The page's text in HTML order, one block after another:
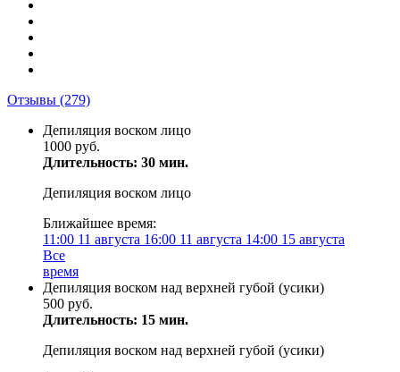
Отзывы (279)
Депиляция воском лицо
1000 руб.
Длительность: 30 мин.
Депиляция воском лицо
Ближайшее время:
11:00 11 августа 16:00 11 августа 14:00 15 августа
Все
время
Депиляция воском над верхней губой (усики)
500 руб.
Длительность: 15 мин.
Депиляция воском над верхней губой (усики)